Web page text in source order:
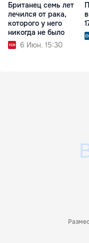
Британец семь лет
лечился от рака,
которого у него
никогда не было
6 Июн. 15:30